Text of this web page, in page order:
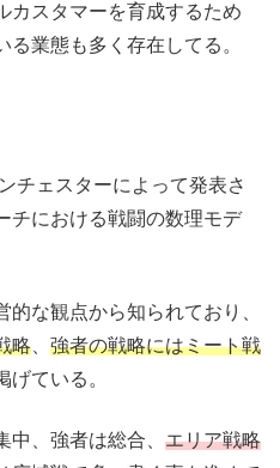
カスタマーを育成するため
業態も多く存在してる。
チェスターによって発表さ
チにおける戦闘の数理モデ
な観点から知られており、
略
強者の戦略にはミート戦
げている。
、強者は総合、 エリア戦略